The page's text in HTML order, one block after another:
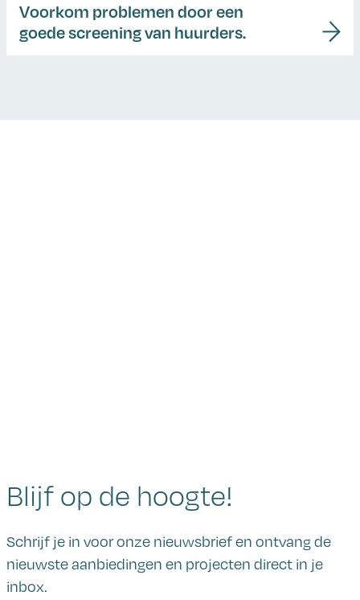
Voorkom problemen door een
goede screening van huurders.
Blijf op de hoogte!
Schrijf je in voor onze nieuwsbrief en ontvang de
nieuwste aanbiedingen en projecten direct in je
inbox.